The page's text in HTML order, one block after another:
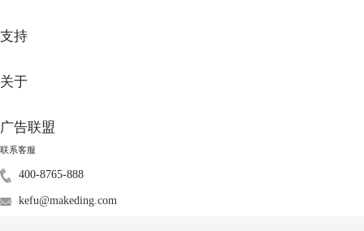
4.《霍格沃茨之遗》
支持
关于
广告联盟
联系客服
400-8765-888
kefu@makeding.com